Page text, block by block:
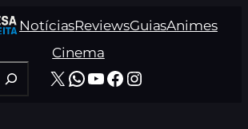
NotíciasReviewsGuiasAnimes
Cinema
Pesquisar
X WhatsApp
Youtube
Facebook
Instagram